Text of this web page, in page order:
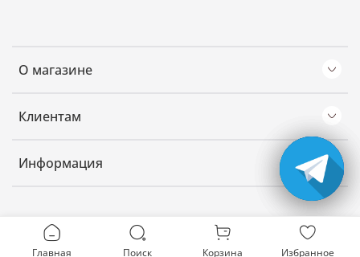
О магазине
Клиентам
Информация
Главная Поиск Корзина Избранное